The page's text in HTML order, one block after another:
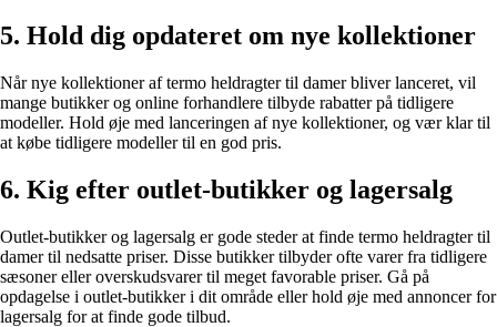
5. Hold dig opdateret om nye kollektioner
Når nye kollektioner af termo heldragter til damer bliver lanceret, vil
mange butikker og online forhandlere tilbyde rabatter på tidligere
modeller. Hold øje med lanceringen af nye kollektioner, og vær klar til
at købe tidligere modeller til en god pris.
6. Kig efter outlet-butikker og lagersalg
Outlet-butikker og lagersalg er gode steder at finde termo heldragter til
damer til nedsatte priser. Disse butikker tilbyder ofte varer fra tidligere
sæsoner eller overskudsvarer til meget favorable priser. Gå på
opdagelse i outlet-butikker i dit område eller hold øje med annoncer for
lagersalg for at finde gode tilbud.